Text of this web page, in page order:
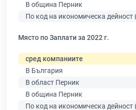
В община Перник
По код на икономическа дейност
Място по Заплати за 2022 г.
сред компаниите
В България
В област Перник
В община Перник
По код на икономическа дейност